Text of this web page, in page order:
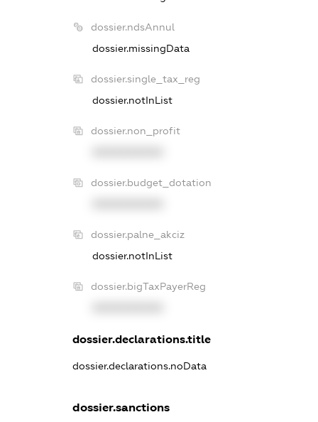
dossier.ndsAnnul
dossier.missingData
dossier.single_tax_reg
dossier.notInList
dossier.non_profit
dossier.budget_dotation
dossier.palne_akciz
dossier.notInList
dossier.bigTaxPayerReg
dossier.declarations.title
dossier.declarations.noData
dossier.sanctions